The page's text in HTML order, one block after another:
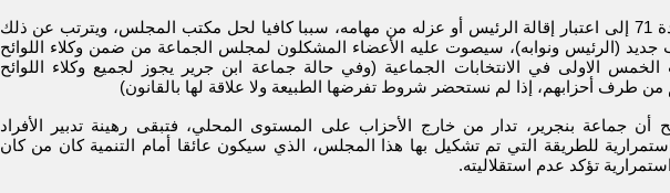
خامسا: تذهب المادة 71 إلى اعتبار إقالة الرئيس أو عزله من مهامه، سببا كافيا لحل مكتب المجلس، ويترتب عن ذلك
جديد (الرئيس ونوابه)، سيصوت عليه الأعضاء المشكلون لمجلس الجماعة من ضمن وكلاء اللوائح
الخمس الاولى في الانتخابات الجماعية (وفي حالة جماعة ابن جرير يجوز لجميع وكلاء اللوائح
من طرف أحزابهم، إذا لم نستحضر شروط تفرضها الطبيعة ولا علاقة لها بالقانون)
جماعة بنجرير، تدار من خارج الأحزاب على المستوى المحلي، فتبقى رهينة تدبير الأفراد
للطريقة التي تم تشكيل بها هذا المجلس، الذي سيكون عائقا أمام التنمية كان من كان
تؤكد عدم استقلاليته.